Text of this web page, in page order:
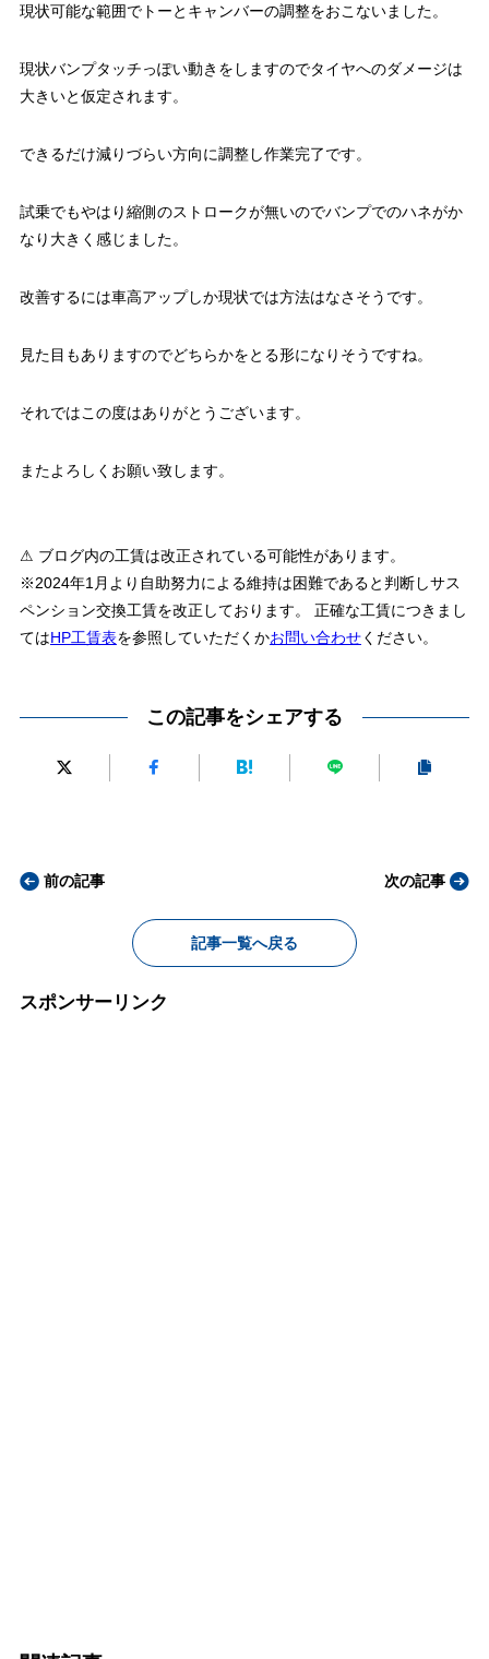
現状可能な範囲でトーとキャンバーの調整をおこないました。
現状バンプタッチっぽい動きをしますのでタイヤへのダメージは
大きいと仮定されます。
できるだけ減りづらい方向に調整し作業完了です。
試乗でもやはり縮側のストロークが無いのでバンプでのハネがか
なり大きく感じました。
改善するには車高アップしか現状では方法はなさそうです。
見た目もありますのでどちらかをとる形になりそうですね。
それではこの度はありがとうございます。
またよろしくお願い致します。
⚠ ブログ内の工賃は改正されている可能性があります。
※2024年1月より自助努力による維持は困難であると判断しサス
ペンション交換工賃を改正しております。 正確な工賃につきまし
てはHP工賃表を参照していただくかお問い合わせください。
この記事をシェアする
前の記事
記事一覧へ戻る
次の記事
スポンサーリンク